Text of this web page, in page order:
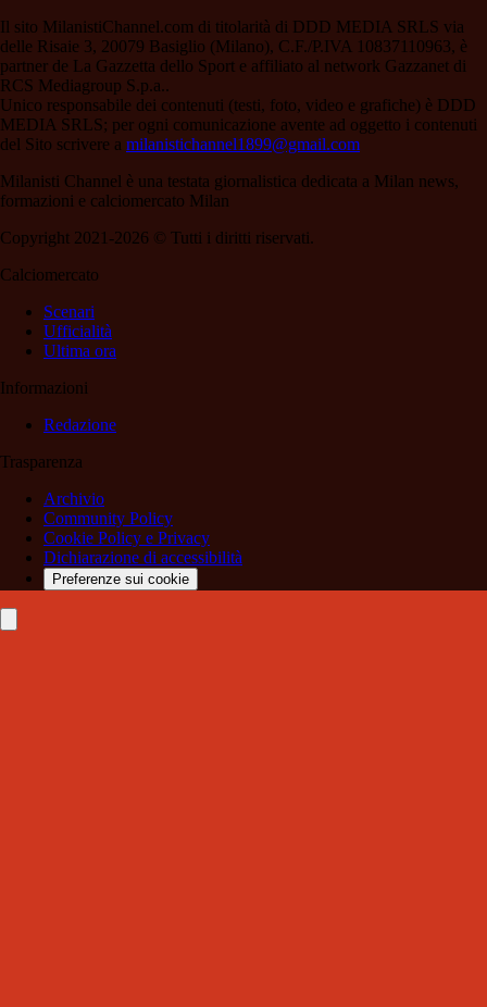
Il sito MilanistiChannel.com di titolarità di DDD MEDIA SRLS via
delle Risaie 3, 20079 Basiglio (Milano), C.F./P.IVA 10837110963, è
partner de La Gazzetta dello Sport e affiliato al network Gazzanet di
RCS Mediagroup S.p.a..
Unico responsabile dei contenuti (testi, foto, video e grafiche) è DDD
MEDIA SRLS; per ogni comunicazione avente ad oggetto i contenuti
del Sito scrivere a milanistichannel1899@gmail.com
Milanisti Channel è una testata giornalistica dedicata a Milan news,
formazioni e calciomercato Milan
Copyright 2021-2026 © Tutti i diritti riservati.
Calciomercato
Scenari
Ufficialità
Ultima ora
Informazioni
Redazione
Trasparenza
Archivio
Community Policy
Cookie Policy e Privacy
Dichiarazione di accessibilità
Preferenze sui cookie